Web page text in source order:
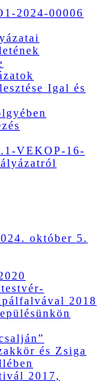
2024-00006
Igal és
VEKOP-16-
október 5.
2018
és Zsiga
2017,